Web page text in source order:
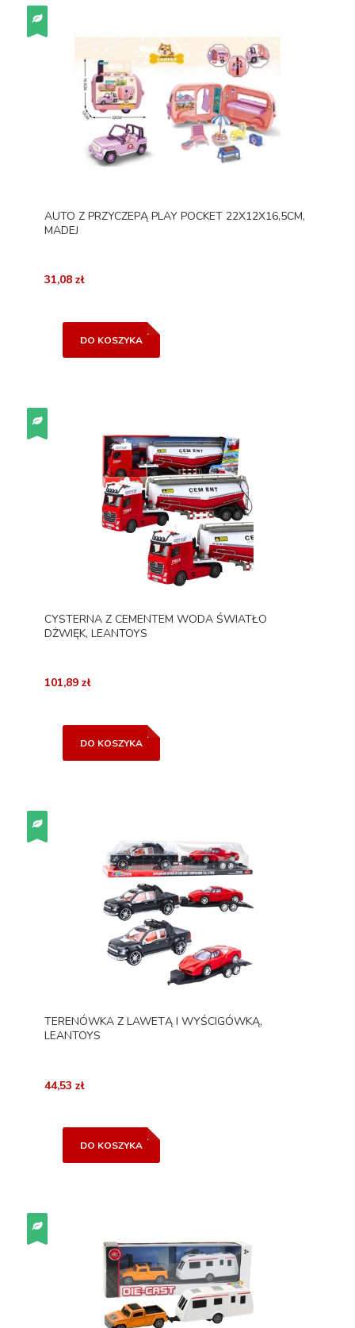
AUTO Z PRZYCZEPĄ PLAY POCKET 22X12X16,5CM,
MADEJ
31,08 zł
DO KOSZYKA
CYSTERNA Z CEMENTEM WODA ŚWIATŁO
DŻWIĘK, LEANTOYS
101,89 zł
DO KOSZYKA
TERENÓWKA Z LAWETĄ I WYŚCIGÓWKĄ,
LEANTOYS
44,53 zł
DO KOSZYKA